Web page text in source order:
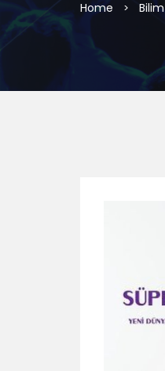
Home > Bilim